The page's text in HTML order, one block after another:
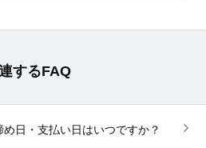
するFAQ
め日・支払い日はいつですか？